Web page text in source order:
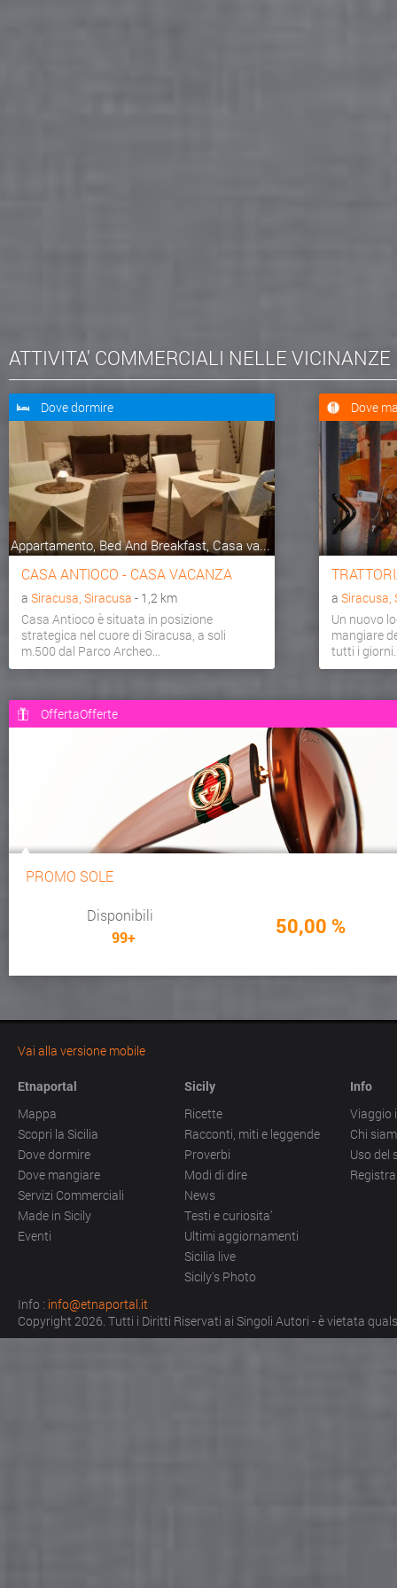
ATTIVITA' COMMERCIALI NELLE VICINANZE
Dove dormire
Appartamento, Bed And Breakfast, Casa va...
CASA ANTIOCO - CASA VACANZA
a Siracusa, Siracusa - 1,2 km
Casa Antioco è situata in posizione
strategica nel cuore di Siracusa, a soli
m.500 dal Parco Archeo...
Dove
a Siracusa,
Un nuovo
mangiare
tutti i giorni.
OffertaOfferte
PROMO SOLE
Disponibili
99+
50,00 %
Vai alla versione mobile
Etnaportal
Mappa
Scopri la Sicilia
Dove dormire
Dove mangiare
Servizi Commerciali
Made in Sicily
Eventi
Sicily
Ricette
Racconti, miti e leggende
Proverbi
Modi di dire
News
Testi e curiosita'
Ultimi aggiornamenti
Sicilia live
Sicily's Photo
Info
Viaggio
Chi
Uso del
Info : info@etnaportal.it
Copyright 2026. Tutti i Diritti Riservati ai Singoli Autori - è vietata